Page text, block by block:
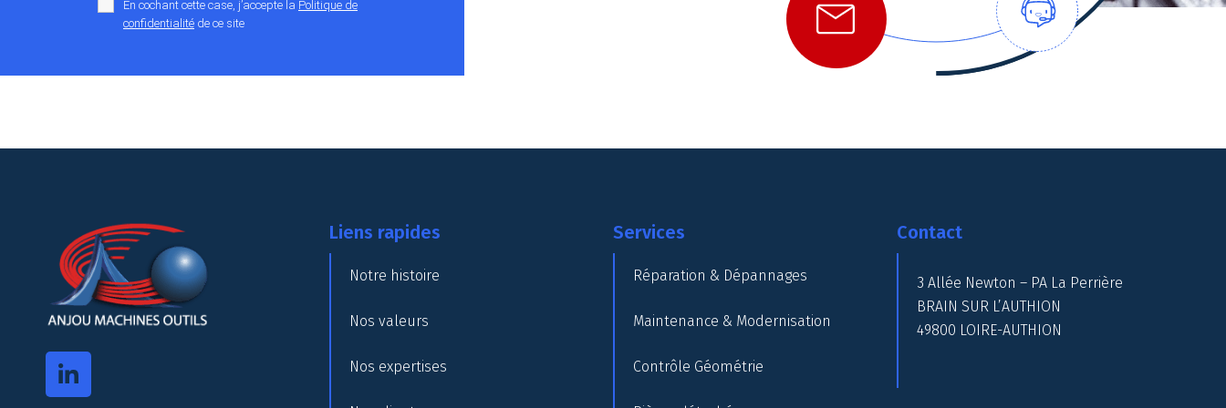
En cochant cette case, j’accepte la Politique de
confidentialité de ce site
Liens rapides
Notre histoire
Nos valeurs
Nos expertises
Services
Réparation & Dépannages
Maintenance & Modernisation
Contrôle Géométrie
Contact
3 Allée Newton – PA La Perrière
BRAIN SUR L’AUTHION
49800 LOIRE-AUTHION